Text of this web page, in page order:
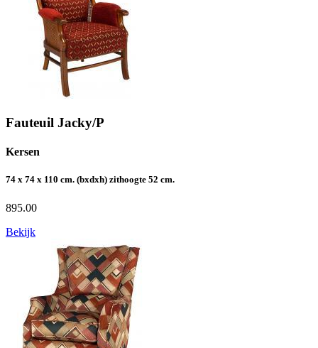
Fauteuil Jacky/P
Kersen
74 x 74 x 110 cm. (bxdxh) zithoogte 52 cm.
895.00
Bekijk